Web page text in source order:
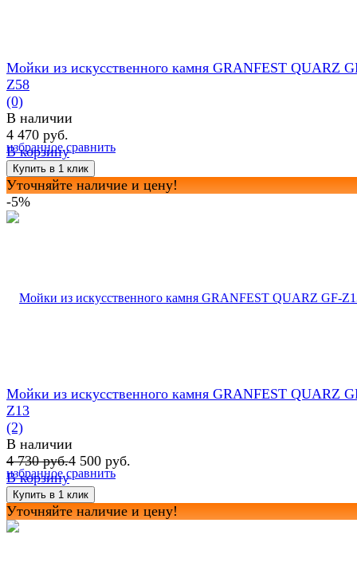
избранное сравнить
Мойки из искусственного камня GRANFEST QUARZ
Z58
(0)
В наличии
4 470 руб.
В корзину
Уточняйте наличие и цену!
-5%
избранное сравнить
Мойки из искусственного камня GRANFEST QUARZ
Z13
(2)
В наличии
4 730 руб.4 500 руб.
В корзину
Уточняйте наличие и цену!